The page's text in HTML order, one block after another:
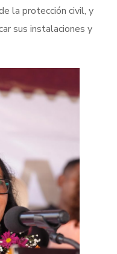
la protección civil, y
sus instalaciones y